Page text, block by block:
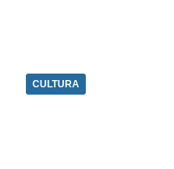
CULTURA